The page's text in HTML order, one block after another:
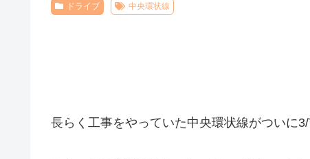
ドライブ 中央環状線
長らく工事をやっていた中央環状線がついに